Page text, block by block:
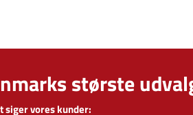
største
siger vores kunder: